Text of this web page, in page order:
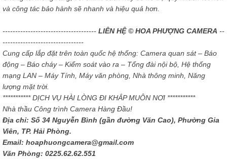
và công tác bảo hành sẽ nhanh và hiệu quả hơn.
------------------------------------- LIÊN HỆ © HOA PHƯỢNG CAMERA --
--------------------------------
Cung cấp lắp đặt trên toàn quốc hệ thống: Camera quan sát – Báo
động – Báo cháy – Kiểm soát vào ra – Tổng đài nội bộ, Hệ thống
mạng LAN – Máy Tính, Máy văn phòng, Nhà thông minh, Năng
lượng mặt trời.
*********** DỊCH VỤ HÀI LÒNG ĐI KHẮP MUÔN NƠI ***********
Nhà thầu Công trình Camera Hàng Đầu!
Địa chỉ: Số 34 Nguyễn Bình (gần đường Văn Cao), Phường Gia
Viên, TP. Hải Phòng.
Email: hoaphuongcamera@gmail.com
Văn Phòng: 0225.62.62.551